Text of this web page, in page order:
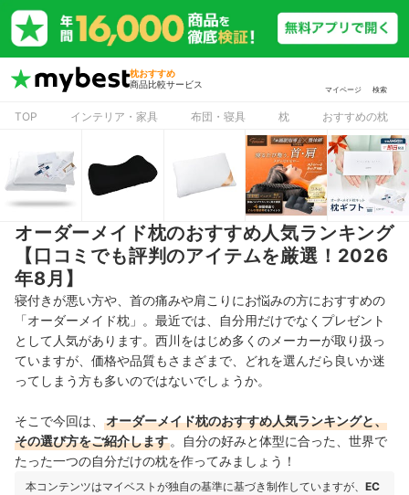
枕おすすめ
商品比較サービス
マイページ 検索
TOP インテリア・家具 布団・寝具 枕 おすすめの枕
オーダーメイド枕のおすすめ人気ランキング
【口コミでも評判のアイテムを厳選！2026
年8月】
寝付きが悪い方や、首の痛みや肩こりにお悩みの方におすすめの
「オーダーメイド枕」。最近では、自分用だけでなくプレゼント
として人気があります。西川をはじめ多くのメーカーが取り扱っ
ていますが、価格や品質もさまざまで、どれを選んだら良いか迷
ってしまう方も多いのではないでしょうか。
そこで今回は、
オーダーメイド枕のおすすめ人気ランキングと、
その選び方をご紹介します 。自分の好みと体型に合った、世界で
たった一つの自分だけの枕を作ってみましょう！
本コンテンツはマイベストが独自の基準に基づき制作していますが、 EC